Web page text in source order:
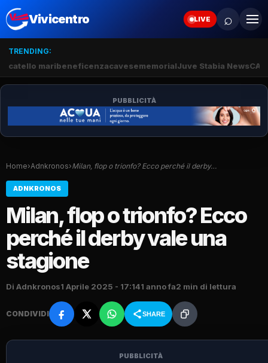
Vivicentro LIVE ⌕
TRENDING:
catello maribeneficenzacavesememorialJuve Stabia News
PUBBLICITÀ
Home›Adnkronos›Milan, flop o trionfo? Ecco perché il derby…
ADNKRONOS
Milan, flop o trionfo? Ecco
perché il derby vale una
stagione
Di Adnkronos1 Aprile 2025 - 17:141 anno fa2 min di lettura
CONDIVIDI SHARE
PUBBLICITÀ